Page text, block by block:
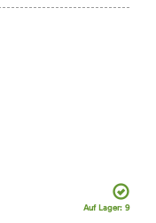
Auf Lager: 9